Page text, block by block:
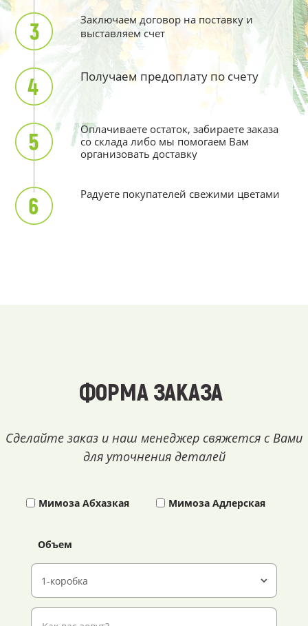
Заключаем договор на поставку и
выставляем счет
Получаем предоплату по счету
Оплачиваете остаток, забираете заказа
со склада либо мы помогаем Вам
организовать доставку
Радуете покупателей свежими цветами
ФОРМА ЗАКАЗА
Сделайте заказ и наш менеджер свяжется с Вами
для уточнения деталей
Мимоза Абхазкая Мимоза Адлерская
Объем